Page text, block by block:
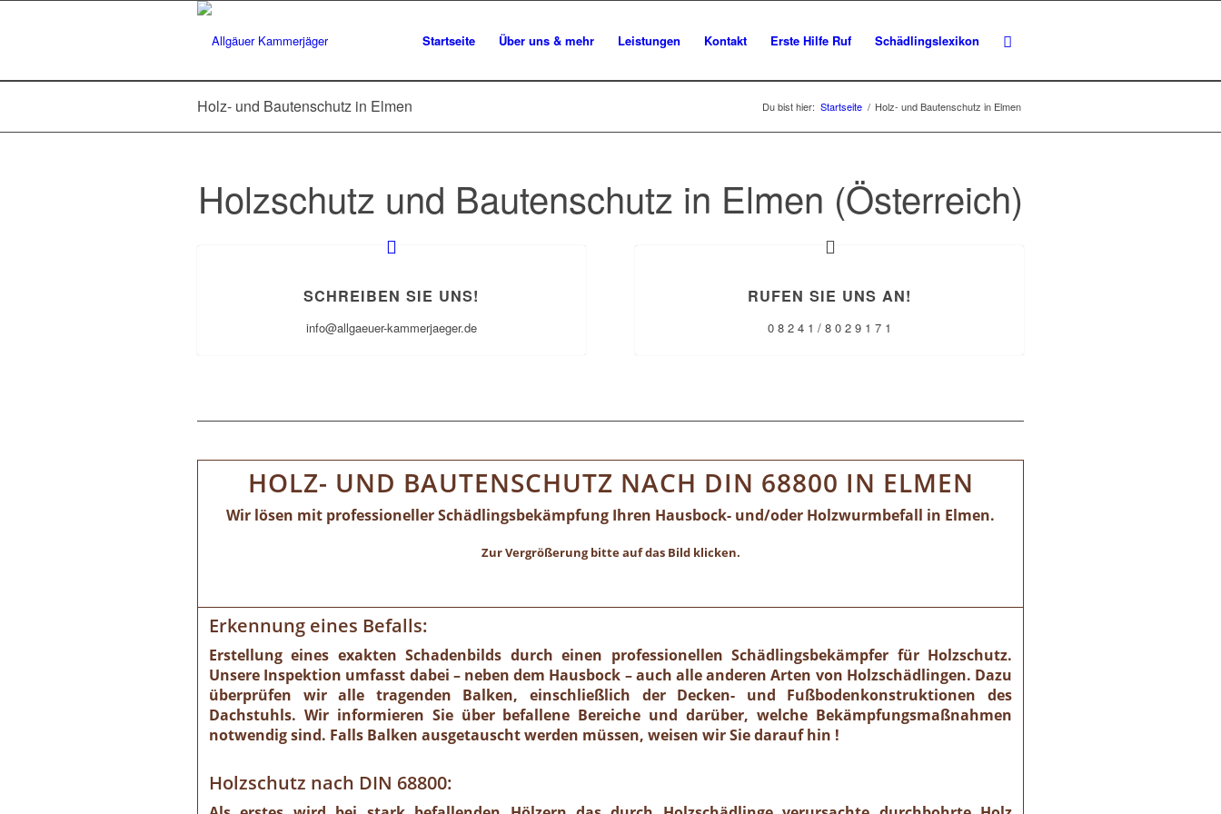
Startseite Über uns & mehr Leistungen Kontakt Erste Hilfe Ruf Schädlingslexikon
Holz- und Bautenschutz in Elmen Du bist hier: Startseite / Holz- und Bautenschutz in Elmen
Holzschutz und Bautenschutz in Elmen (Österreich)
SCHREIBEN SIE UNS!
info@allgaeuer-kammerjaeger.de
RUFEN SIE UNS AN!
0 8 2 4 1 / 8 0 2 9 1 7 1
HOLZ- UND BAUTENSCHUTZ NACH DIN 68800 IN ELMEN
Wir lösen mit professioneller Schädlingsbekämpfung Ihren Hausbock- und/oder Holzwurmbefall in Elmen.
Zur Vergrößerung bitte auf das Bild klicken.
Erkennung eines Befalls:
Erstellung eines exakten Schadenbilds durch einen professionellen Schädlingsbekämpfer für Holzschutz.
Unsere Inspektion umfasst dabei – neben dem Hausbock – auch alle anderen Arten von Holzschädlingen. Dazu
überprüfen wir alle tragenden Balken, einschließlich der Decken- und Fußbodenkonstruktionen des
Dachstuhls. Wir informieren Sie über befallene Bereiche und darüber, welche Bekämpfungsmaßnahmen
notwendig sind. Falls Balken ausgetauscht werden müssen, weisen wir Sie darauf hin !
Holzschutz nach DIN 68800: